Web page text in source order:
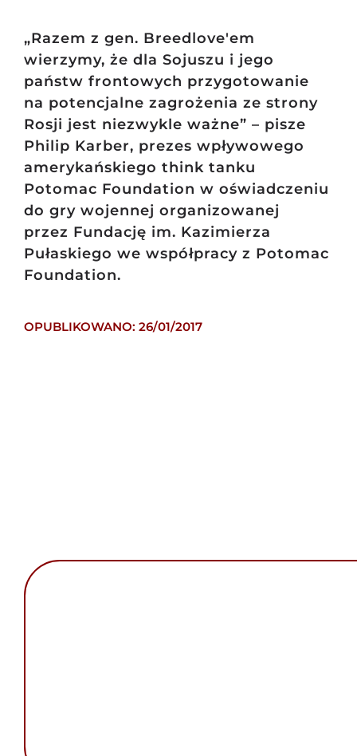
„Razem z gen. Breedlove'em
wierzymy, że dla Sojuszu i jego
państw frontowych przygotowanie
na potencjalne zagrożenia ze strony
Rosji jest niezwykle ważne” – pisze
Philip Karber, prezes wpływowego
amerykańskiego think tanku
Potomac Foundation w oświadczeniu
do gry wojennej organizowanej
przez Fundację im. Kazimierza
Pułaskiego we współpracy z Potomac
Foundation.
OPUBLIKOWANO: 26/01/2017